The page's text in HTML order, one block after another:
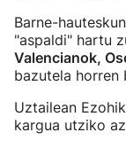
Barne-
"aspaldi" hartu
Valencianok,
bazutela horren
Uztailean
kargua utziko